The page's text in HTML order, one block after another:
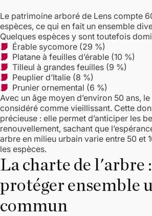
Le patrimoine arboré de Lens compte
espèces, ce qui en fait un ensemble
Quelques espèces y sont toutefois
Érable sycomore (29 %)
Platane à feuilles d’érable (10 %)
Tilleul à grandes feuilles (9 %)
Peuplier d’Italie (8 %)
Prunier ornemental (6 %)
Avec un âge moyen d’environ 50 ans,
considéré comme vieillissant. Cette
précieuse : elle permet d’anticiper les
renouvellement, sachant que
arbre en milieu urbain varie entre 50 et
les espèces.
La charte de l'arbre :
protéger ensemble
commun